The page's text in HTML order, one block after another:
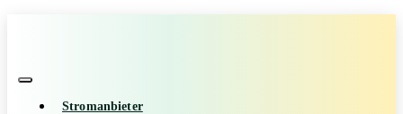
Stromanbieter